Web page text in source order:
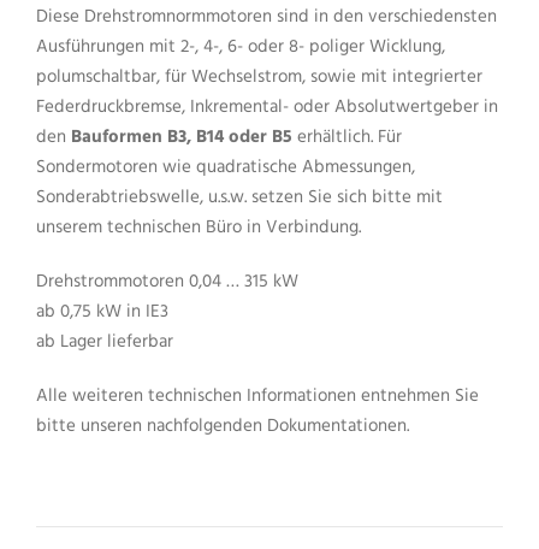
Diese Drehstromnormmotoren sind in den verschiedensten
Ausführungen mit 2-, 4-, 6- oder 8- poliger Wicklung,
polumschaltbar, für Wechselstrom, sowie mit integrierter
Federdruckbremse, Inkremental- oder Absolutwertgeber in
den Bauformen B3, B14 oder B5 erhältlich. Für
Sondermotoren wie quadratische Abmessungen,
Sonderabtriebswelle, u.s.w. setzen Sie sich bitte mit
unserem technischen Büro in Verbindung.
Drehstrommotoren 0,04 … 315 kW
ab 0,75 kW in IE3
ab Lager lieferbar
Alle weiteren technischen Informationen entnehmen Sie
bitte unseren nachfolgenden Dokumentationen.